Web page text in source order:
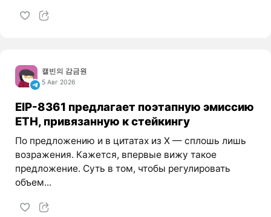
캘빈의 감금원
5 Авг 2026
EIP-8361 предлагает поэтапную эмиссию
ETH, привязанную к стейкингу
По предложению и в цитатах из X — сплошь лишь
возражения. Кажется, впервые вижу такое
предложение. Суть в том, чтобы регулировать
объем...